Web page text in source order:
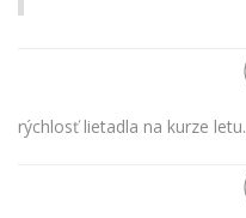
rýchlosť lietadla na kurze letu.